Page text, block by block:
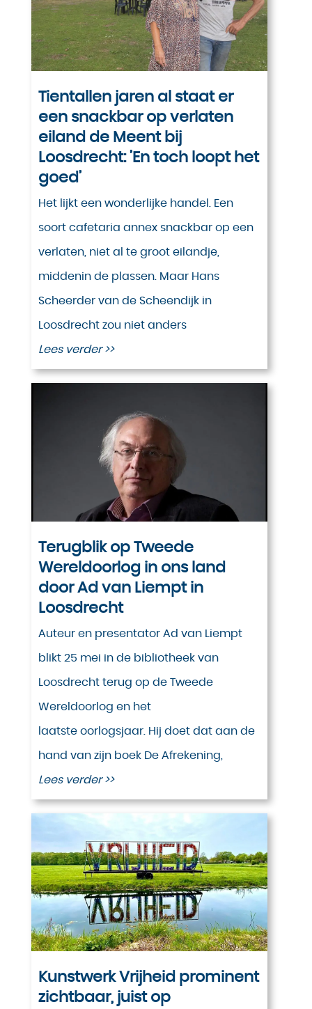
Tientallen jaren al staat er
een snackbar op verlaten
eiland de Meent bij
Loosdrecht: ’En toch loopt het
goed’
Het lijkt een wonderlijke handel. Een
soort cafetaria annex snackbar op een
verlaten, niet al te groot eilandje,
middenin de plassen. Maar Hans
Scheerder van de Scheendijk in
Loosdrecht zou niet anders
Lees verder >>
Terugblik op Tweede
Wereldoorlog in ons land
door Ad van Liempt in
Loosdrecht
Auteur en presentator Ad van Liempt
blikt 25 mei in de bibliotheek van
Loosdrecht terug op de Tweede
Wereldoorlog en het
laatste oorlogsjaar. Hij doet dat aan de
hand van zijn boek De Afrekening,
Lees verder >>
Kunstwerk Vrijheid prominent
zichtbaar, juist op